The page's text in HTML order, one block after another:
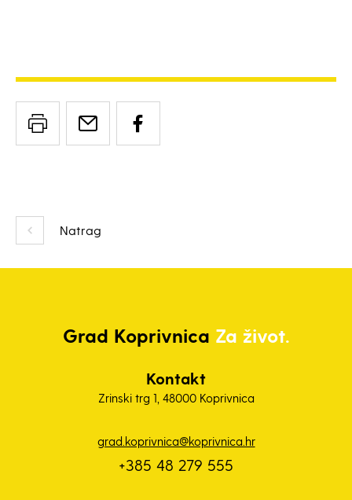
Natrag
Grad Koprivnica Za život.
Kontakt
Zrinski trg 1, 48000 Koprivnica
grad.koprivnica@koprivnica.hr
+385 48 279 555